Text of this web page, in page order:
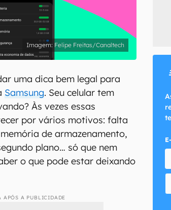
Felipe Freitas/Canaltech
uma dica bem legal para
Samsung. Seu celular tem
Às vezes essas
por vários motivos: falta
de armazenamento,
plano… só que nem
o que pode estar deixando
APÓS A PUBLICIDADE